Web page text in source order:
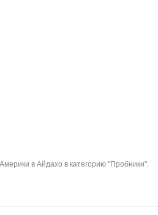
в Айдахо в категорию "Пробники".